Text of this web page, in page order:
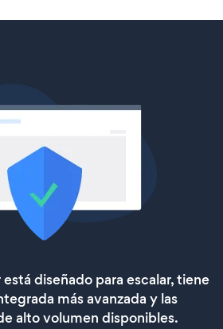
diseñado para escalar, tiene
más avanzada y las
alto volumen disponibles.